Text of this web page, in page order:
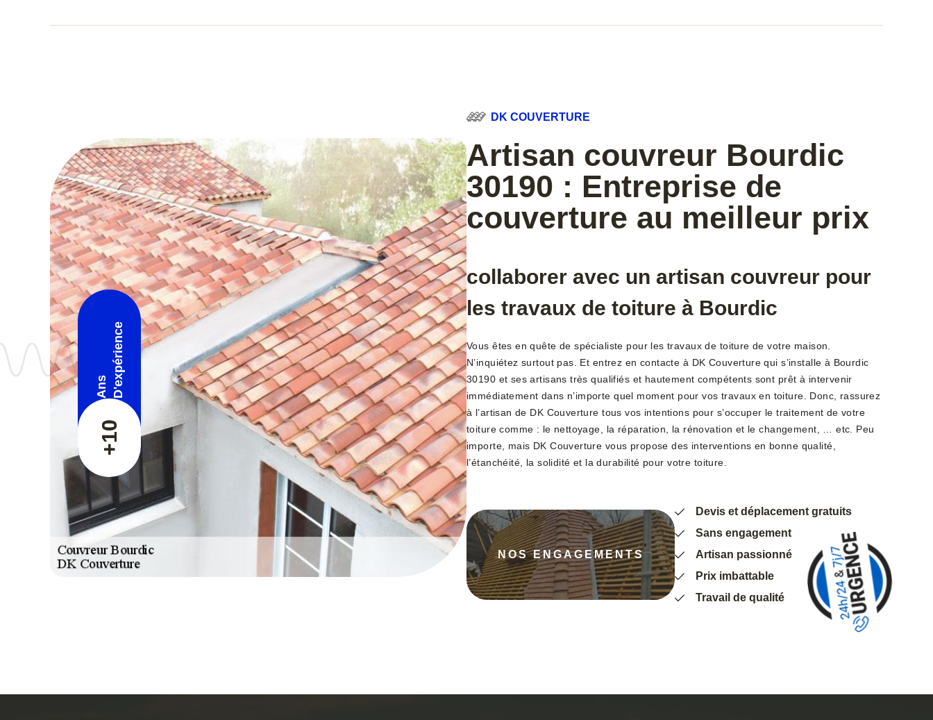
+10
Ans D'expérience
DK COUVERTURE
Artisan couvreur Bourdic
30190 : Entreprise de
couverture au meilleur prix
collaborer avec un artisan couvreur pour
les travaux de toiture à Bourdic
Vous êtes en quête de spécialiste pour les travaux de toiture de votre maison.
N’inquiétez surtout pas. Et entrez en contacte à DK Couverture qui s’installe à Bourdic
30190 et ses artisans très qualifiés et hautement compétents sont prêt à intervenir
immédiatement dans n’importe quel moment pour vos travaux en toiture. Donc, rassurez
à l’artisan de DK Couverture tous vos intentions pour s’occuper le traitement de votre
toiture comme : le nettoyage, la réparation, la rénovation et le changement, … etc. Peu
importe, mais DK Couverture vous propose des interventions en bonne qualité,
l’étanchéité, la solidité et la durabilité pour votre toiture.
NOS ENGAGEMENTS
Devis et déplacement gratuits
Sans engagement
Artisan passionné
Prix imbattable
Travail de qualité